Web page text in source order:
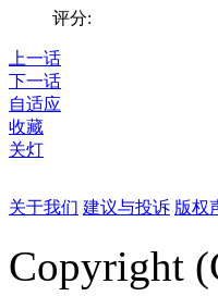
评分:
上一话
下一话
自适应
收藏
关灯
关于我们 建议与投诉 版权
Copyright